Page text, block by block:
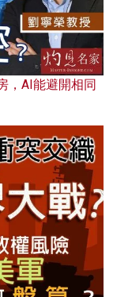
，AI能避開相同